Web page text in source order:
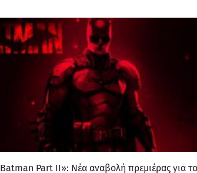
Part II»: Νέα αναβολή πρεμιέρας για το